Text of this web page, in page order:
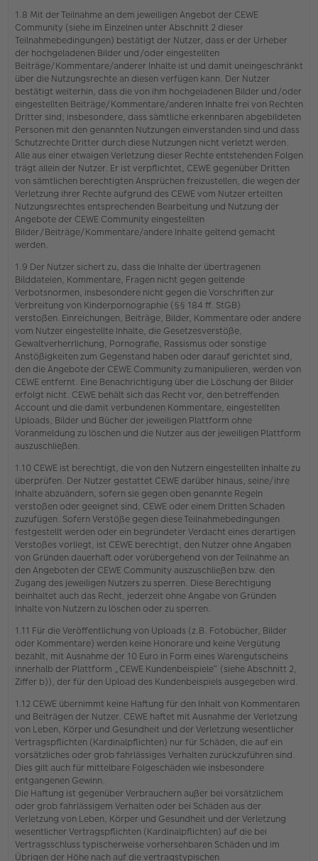
1.8 Mit der Teilnahme an dem jeweiligen Angebot der CEWE
Community (siehe im Einzelnen unter Abschnitt 2 dieser
Teilnahmebedingungen) bestätigt der Nutzer, dass er der Urheber
der hochgeladenen Bilder und/oder eingestellten
Beiträge/Kommentare/anderer Inhalte ist und damit uneingeschränkt
über die Nutzungsrechte an diesen verfügen kann. Der Nutzer
bestätigt weiterhin, dass die von ihm hochgeladenen Bilder und/oder
eingestellten Beiträge/Kommentare/anderen Inhalte frei von Rechten
Dritter sind; insbesondere, dass sämtliche erkennbaren abgebildeten
Personen mit den genannten Nutzungen einverstanden sind und dass
Schutzrechte Dritter durch diese Nutzungen nicht verletzt werden.
Alle aus einer etwaigen Verletzung dieser Rechte entstehenden Folgen
trägt allein der Nutzer. Er ist verpflichtet, CEWE gegenüber Dritten
von sämtlichen berechtigten Ansprüchen freizustellen, die wegen der
Verletzung ihrer Rechte aufgrund des CEWE vom Nutzer erteilten
Nutzungsrechtes entsprechenden Bearbeitung und Nutzung der
Angebote der CEWE Community eingestellten
Bilder/Beiträge/Kommentare/andere Inhalte geltend gemacht
werden.
1.9 Der Nutzer sichert zu, dass die Inhalte der übertragenen
Bilddateien, Kommentare, Fragen nicht gegen geltende
Verbotsnormen, insbesondere nicht gegen die Vorschriften zur
Verbreitung von Kinderpornographie (§§ 184 ff. StGB)
verstoßen. Einreichungen, Beiträge, Bilder, Kommentare oder andere
vom Nutzer eingestellte Inhalte, die Gesetzesverstöße,
Gewaltverherrlichung, Pornografie, Rassismus oder sonstige
Anstößigkeiten zum Gegenstand haben oder darauf gerichtet sind,
den die Angebote der CEWE Community zu manipulieren, werden von
CEWE entfernt. Eine Benachrichtigung über die Löschung der Bilder
erfolgt nicht. CEWE behält sich das Recht vor, den betreffenden
Account und die damit verbundenen Kommentare, eingestellten
Uploads, Bilder und Bücher der jeweiligen Plattform ohne
Voranmeldung zu löschen und die Nutzer aus der jeweiligen Plattform
auszuschließen.
1.10 CEWE ist berechtigt, die von den Nutzern eingestellten Inhalte zu
überprüfen. Der Nutzer gestattet CEWE darüber hinaus, seine/ihre
Inhalte abzuändern, sofern sie gegen oben genannte Regeln
verstoßen oder geeignet sind, CEWE oder einem Dritten Schaden
zuzufügen. Sofern Verstöße gegen diese Teilnahmebedingungen
festgestellt werden oder ein begründeter Verdacht eines derartigen
Verstoßes vorliegt, ist CEWE berechtigt, den Nutzer ohne Angaben
von Gründen dauerhaft oder vorübergehend von der Teilnahme an
den Angeboten der CEWE Community auszuschließen bzw. den
Zugang des jeweiligen Nutzers zu sperren. Diese Berechtigung
beinhaltet auch das Recht, jederzeit ohne Angabe von Gründen
Inhalte von Nutzern zu löschen oder zu sperren.
1.11 Für die Veröffentlichung von Uploads (z.B. Fotobücher, Bilder
oder Kommentare) werden keine Honorare und keine Vergütung
bezahlt, mit Ausnahme der 10 Euro in Form eines Warengutscheins
innerhalb der Plattform „CEWE Kundenbeispiele“ (siehe Abschnitt 2,
Ziffer b)), der für den Upload des Kundenbeispiels ausgegeben wird.
1.12 CEWE übernimmt keine Haftung für den Inhalt von Kommentaren
und Beiträgen der Nutzer. CEWE haftet mit Ausnahme der Verletzung
von Leben, Körper und Gesundheit und der Verletzung wesentlicher
Vertragspflichten (Kardinalpflichten) nur für Schäden, die auf ein
vorsätzliches oder grob fahrlässiges Verhalten zurückzuführen sind.
Dies gilt auch für mittelbare Folgeschäden wie insbesondere
entgangenen Gewinn.
Die Haftung ist gegenüber Verbrauchern außer bei vorsätzlichem
oder grob fahrlässigem Verhalten oder bei Schäden aus der
Verletzung von Leben, Körper und Gesundheit und der Verletzung
wesentlicher Vertragspflichten (Kardinalpflichten) auf die bei
Vertragsschluss typischerweise vorhersehbaren Schäden und im
Übrigen der Höhe nach auf die vertragstypischen